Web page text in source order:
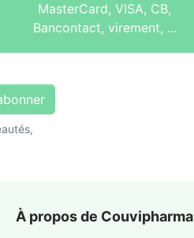
MasterCard, VISA, CB,
Bancontact, virement, ...
À propos de Couvipharma